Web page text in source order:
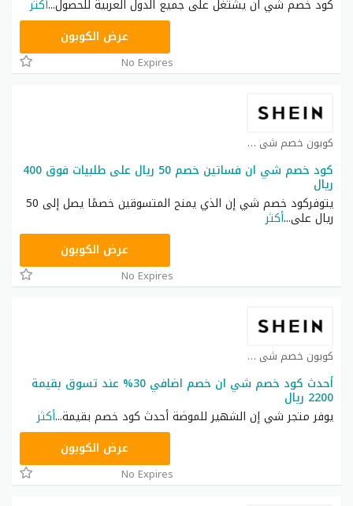
كود خصم شي ان يشتغل على جميع الدول العربية للحصول...أكثر
عرض الكوبون
No Expires
كوبون خصم شي ان كوبون
كود خصم شي ان فساتين خصم 50 ريال على طلبيات فوق 400
ريال
يتوفركود خصم شي إن الذي يمنح المتسوقين خصمًا يصل إلى 50
ريال على...أكثر
عرض الكوبون
No Expires
كوبون خصم شي ان كوبون
أحدث كود خصم شي ان خصم اضافي 30% عند تسوق بقيمة
2200 ريال
يوفر متجر شي إن الشهير للموضة أحدث كود خصم بقيمة...أكثر
عرض الكوبون
No Expires